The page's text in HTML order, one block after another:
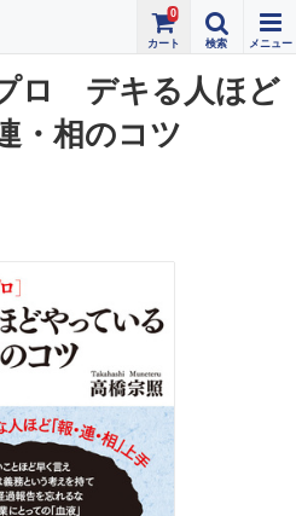
0
ロ デキる人ほど
・相のコツ